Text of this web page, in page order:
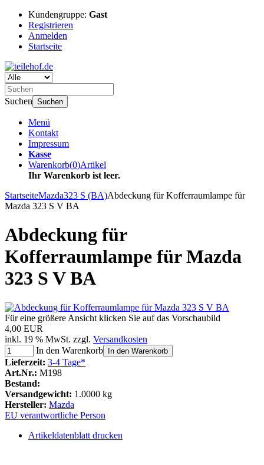
Kundengruppe: Gast
Registrieren
Anmelden
Startseite
Suchen Suchen
Menü
Kontakt
Impressum
Kasse
Warenkorb(0)Artikel
Ihr Warenkorb ist leer.
StartseiteMazda323 S (BA)Abdeckung für Kofferraumlampe für
Mazda 323 S V BA
Abdeckung für
Kofferraumlampe für Mazda
323 S V BA
Für eine größere Ansicht klicken Sie auf das Vorschaubild
4,00 EUR
inkl. 19 % MwSt. zzgl. Versandkosten
In den Warenkorb
In den Warenkorb
Lieferzeit: 3-4 Tage*
Art.Nr.: M198
Bestand:
Versandgewicht: 1.0000 kg
Hersteller: Mazda
EU verantwortliche Person
Artikeldatenblatt drucken